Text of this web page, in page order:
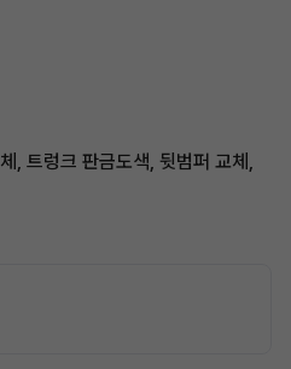
, 트렁크 판금도색, 뒷범퍼 교체,